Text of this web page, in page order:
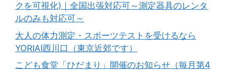
クを可視化)｜全国出張対応可～測定器具のレンタ
ルのみも対応可～
大人の体力測定・スポーツテストを受けるなら
YORIAI西川口（東京近郊です）
こども食堂「ひだまり」開催のお知らせ（毎月第4